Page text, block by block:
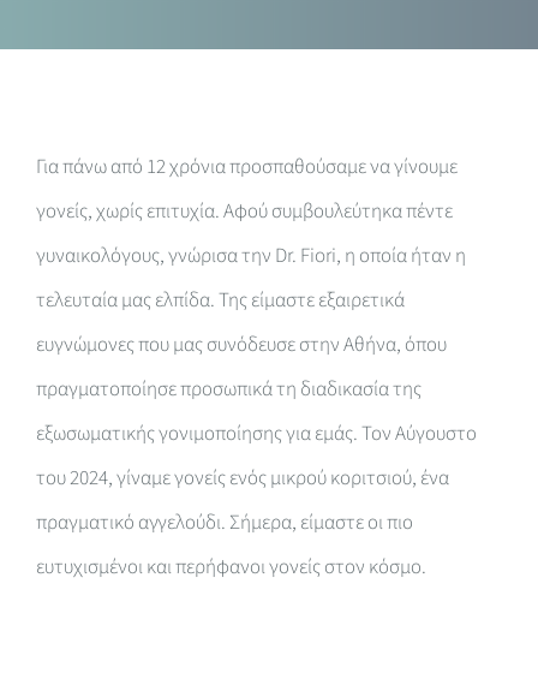
Για πάνω από 12 χρόνια προσπαθούσαμε να γίνουμε
γονείς, χωρίς επιτυχία. Αφού συμβουλεύτηκα πέντε
γυναικολόγους, γνώρισα την Dr. Fiori, η οποία ήταν η
τελευταία μας ελπίδα. Της είμαστε εξαιρετικά
ευγνώμονες που μας συνόδευσε στην Αθήνα, όπου
πραγματοποίησε προσωπικά τη διαδικασία της
εξωσωματικής γονιμοποίησης για εμάς. Τον Αύγουστο
του 2024, γίναμε γονείς ενός μικρού κοριτσιού, ένα
πραγματικό αγγελούδι. Σήμερα, είμαστε οι πιο
ευτυχισμένοι και περήφανοι γονείς στον κόσμο.